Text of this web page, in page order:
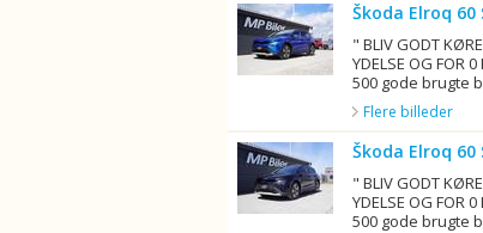
Škoda Elroq
" BLIV GODT
YDELSE OG FOR
500 gode brugte
Flere billeder
Škoda Elroq
" BLIV GODT
YDELSE OG FOR
500 gode brugte